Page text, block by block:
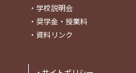
・ 学校説明会
・ 奨学金・授業料
・ 資料リンク